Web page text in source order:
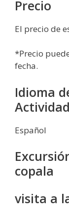
Precio
El precio de
*Precio
fecha.
Idioma
Actividad
Español
copala
visita a